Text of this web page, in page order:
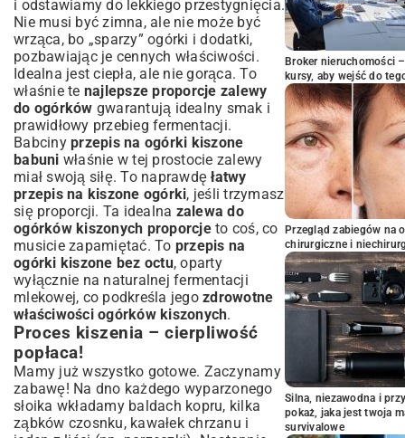
i odstawiamy do lekkiego przestygnięcia.
Nie musi być zimna, ale nie może być
wrząca, bo „sparzy” ogórki i dodatki,
pozbawiając je cennych właściwości.
Idealna jest ciepła, ale nie gorąca. To
właśnie te najlepsze proporcje zalewy
do ogórków gwarantują idealny smak i
prawidłowy przebieg fermentacji.
Babciny przepis na ogórki kiszone
babuni właśnie w tej prostocie zalewy
miał swoją siłę. To naprawdęłatwy
przepis na kiszone ogórki, jeśli trzymasz
się proporcji. Ta idealna zalewa do
ogórków kiszonych proporcjeto coś, co
musicie zapamiętać. To przepis na
ogórki kiszone bez octu, oparty
wyłącznie na naturalnej fermentacji
mlekowej, co podkreśla jego zdrowotne
właściwości ogórków kiszonych.
Proces kiszenia – cierpliwość
popłaca!
Mamy już wszystko gotowe. Zaczynamy
zabawę! Na dno każdego wyparzonego
słoika wkładamy baldach kopru, kilka
ząbków czosnku, kawałek chrzanu i
Broker nieruchomości
kursy, aby wejść do
Przegląd zabiegów na
chirurgiczne i
Silna, niezawodna i
pokaż, jaka jest twoja
survivalowe